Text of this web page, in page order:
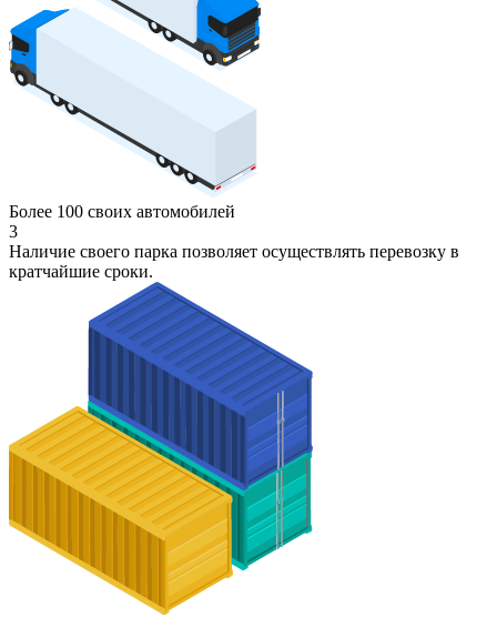
Более 100 своих автомобилей
3
Наличие своего парка позволяет осуществлять перевозку в
кратчайшие сроки.